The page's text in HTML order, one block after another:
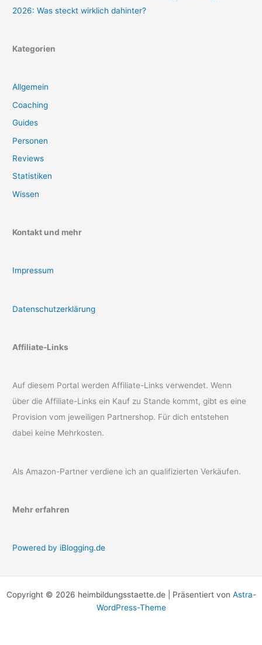
2026: Was steckt wirklich dahinter?
Kategorien
Allgemein
Coaching
Guides
Personen
Reviews
Statistiken
Wissen
Kontakt und mehr
Impressum
Datenschutzerklärung
Affiliate-Links
Auf diesem Portal werden Affiliate-Links verwendet. Wenn
über die Affiliate-Links ein Kauf zu Stande kommt, gibt es eine
Provision vom jeweiligen Partnershop. Für dich entstehen
dabei keine Mehrkosten.
Als Amazon-Partner verdiene ich an qualifizierten Verkäufen.
Mehr erfahren
Powered by iBlogging.de
Copyright © 2026 heimbildungsstaette.de | Präsentiert von Astra-
WordPress-Theme